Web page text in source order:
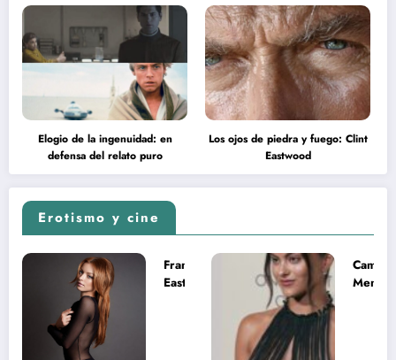
Elogio de la ingenuidad: en
defensa del relato puro
Los ojos de piedra y fuego: Clint
Eastwood
Erotismo y cine
Francesca
Eastwood y
Camila
Mendes